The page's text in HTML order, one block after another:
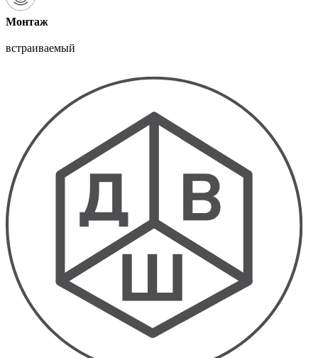
Монтаж
встраиваемый